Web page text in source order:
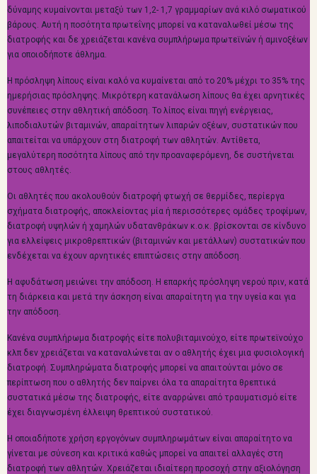
δύναμης κυμαίνονται μεταξύ των 1,2- 1,7 γραμμαρίων ανά κιλό σωματικού
βάρους. Αυτή η ποσότητα πρωτεΐνης μπορεί να καταναλωθεί μέσω της
διατροφής και δε χρειάζεται κανένα συμπλήρωμα πρωτεϊνών ή αμινοξέων
για οποιοδήποτε άθλημα.
Η πρόσληψη λίπους είναι καλό να κυμαίνεται από το 20% μέχρι το 35% της
ημερήσιας πρόσληψης. Μικρότερη κατανάλωση λίπους θα έχει αρνητικές
συνέπειες στην αθλητική απόδοση. Το λίπος είναι πηγή ενέργειας,
λιποδιαλυτών βιταμινών, απαραίτητων λιπαρών οξέων, συστατικών που
απαιτείται να υπάρχουν στη διατροφή των αθλητών. Αντίθετα,
μεγαλύτερη ποσότητα λίπους από την προαναφερόμενη, δε συστήνεται
στους αθλητές.
Οι αθλητές που ακολουθούν διατροφή φτωχή σε θερμίδες, περίεργα
σχήματα διατροφής, αποκλείοντας μία ή περισσότερες ομάδες τροφίμων,
διατροφή υψηλών ή χαμηλών υδατανθράκων κ.ο.κ. βρίσκονται σε κίνδυνο
για ελλείψεις μικροθρεπτικών (βιταμινών και μετάλλων) συστατικών που
ενδέχεται να έχουν αρνητικές επιπτώσεις στην απόδοση.
Η αφυδάτωση μειώνει την απόδοση. Η επαρκής πρόσληψη νερού πριν, κατά
τη διάρκεια και μετά την άσκηση είναι απαραίτητη για την υγεία και για
την απόδοση.
Κανένα συμπλήρωμα διατροφής είτε πολυβιταμινούχο, είτε πρωτεϊνούχο
κλπ δεν χρειάζεται να καταναλώνεται αν ο αθλητής έχει μια φυσιολογική
διατροφή. Συμπληρώματα διατροφής μπορεί να απαιτούνται μόνο σε
περίπτωση που ο αθλητής δεν παίρνει όλα τα απαραίτητα θρεπτικά
συστατικά μέσω της διατροφής, είτε αναρρώνει από τραυματισμό είτε
έχει διαγνωσμένη έλλειψη θρεπτικού συστατικού.
Η οποιαδήποτε χρήση εργογόνων συμπληρωμάτων είναι απαραίτητο να
γίνεται με σύνεση και κριτικά καθώς μπορεί να απαιτεί αλλαγές στη
διατροφή των αθλητών. Χρειάζεται ιδιαίτερη προσοχή στην αξιολόγηση